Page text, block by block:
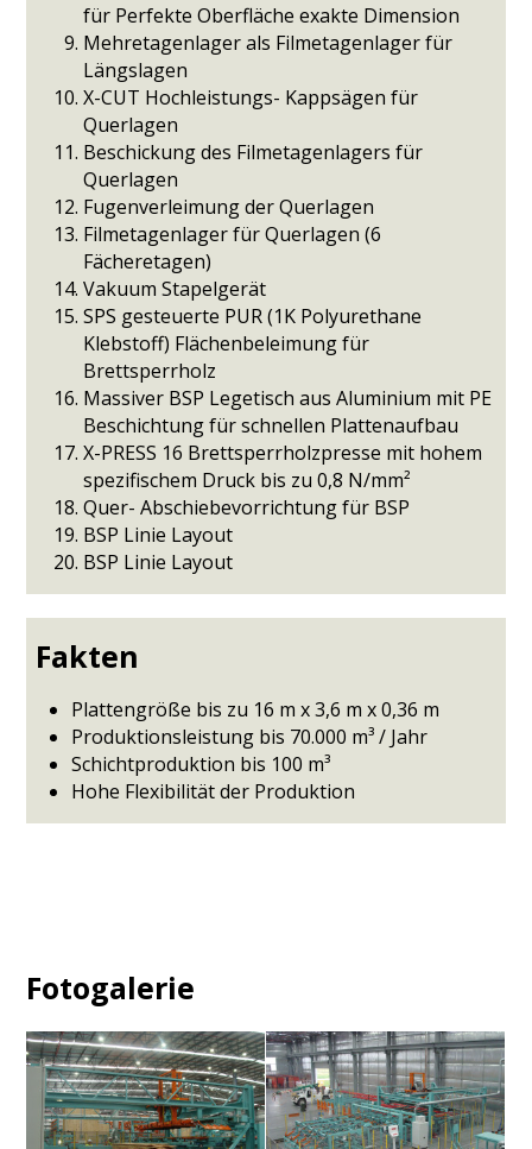
für Perfekte Oberfläche exakte Dimension
Mehretagenlager als Filmetagenlager für
Längslagen
X-CUT Hochleistungs- Kappsägen für
Querlagen
Beschickung des Filmetagenlagers für
Querlagen
Fugenverleimung der Querlagen
Filmetagenlager für Querlagen (6
Fächeretagen)
Vakuum Stapelgerät
SPS gesteuerte PUR (1K Polyurethane
Klebstoff) Flächenbeleimung für
Brettsperrholz
Massiver BSP Legetisch aus Aluminium mit PE
Beschichtung für schnellen Plattenaufbau
X-PRESS 16 Brettsperrholzpresse mit hohem
spezifischem Druck bis zu 0,8 N/mm²
Quer- Abschiebevorrichtung für BSP
BSP Linie Layout
BSP Linie Layout
Fakten
Plattengröße bis zu 16 m x 3,6 m x 0,36 m
Produktionsleistung bis 70.000 m³ / Jahr
Schichtproduktion bis 100 m³
Hohe Flexibilität der Produktion
Fotogalerie